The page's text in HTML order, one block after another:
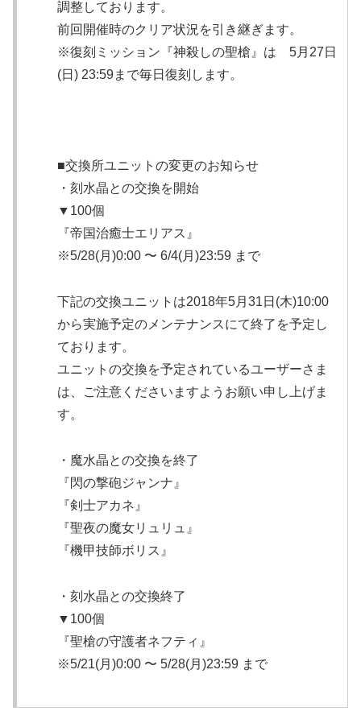
調整しております。
前回開催時のクリア状況を引き継ぎます。
※復刻ミッション『神殺しの聖槍』は 5月27日
(日) 23:59まで毎日復刻します。
■交換所ユニットの変更のお知らせ
・刻水晶との交換を開始
▼100個
『帝国治癒士エリアス』
※5/28(月)0:00 〜 6/4(月)23:59 まで
下記の交換ユニットは2018年5月31日(木)10:00
から実施予定のメンテナンスにて終了を予定し
ております。
ユニットの交換を予定されているユーザーさま
は、ご注意くださいますようお願い申し上げま
す。
・魔水晶との交換を終了
『閃の撃砲ジャンナ』
『剣士アカネ』
『聖夜の魔女リュリュ』
『機甲技師ボリス』
・刻水晶との交換終了
▼100個
『聖槍の守護者ネフティ』
※5/21(月)0:00 〜 5/28(月)23:59 まで